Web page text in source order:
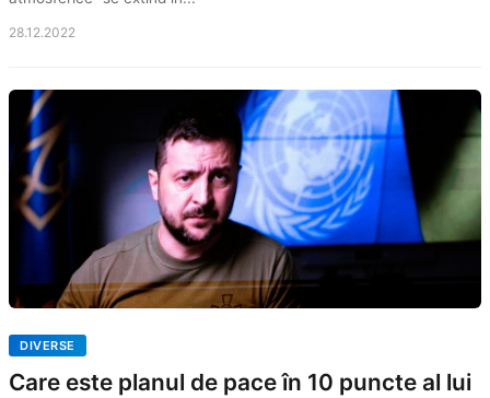
28.12.2022
DIVERSE
Care este planul de pace în 10 puncte al lui